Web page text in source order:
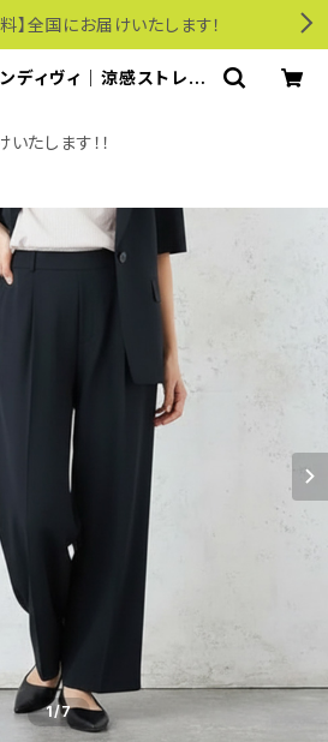
】全国にお届けいたします！
ディヴィ｜涼感ストレッ
ンワールドオンラインシ
ビジネス・カジュアル
たします！！
1/7